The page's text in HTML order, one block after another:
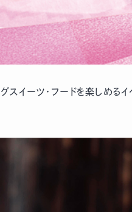
イーツ・フードを楽しめる